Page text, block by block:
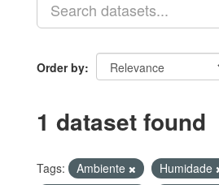
Order by
1 dataset found
Tags: Ambiente
Humidade